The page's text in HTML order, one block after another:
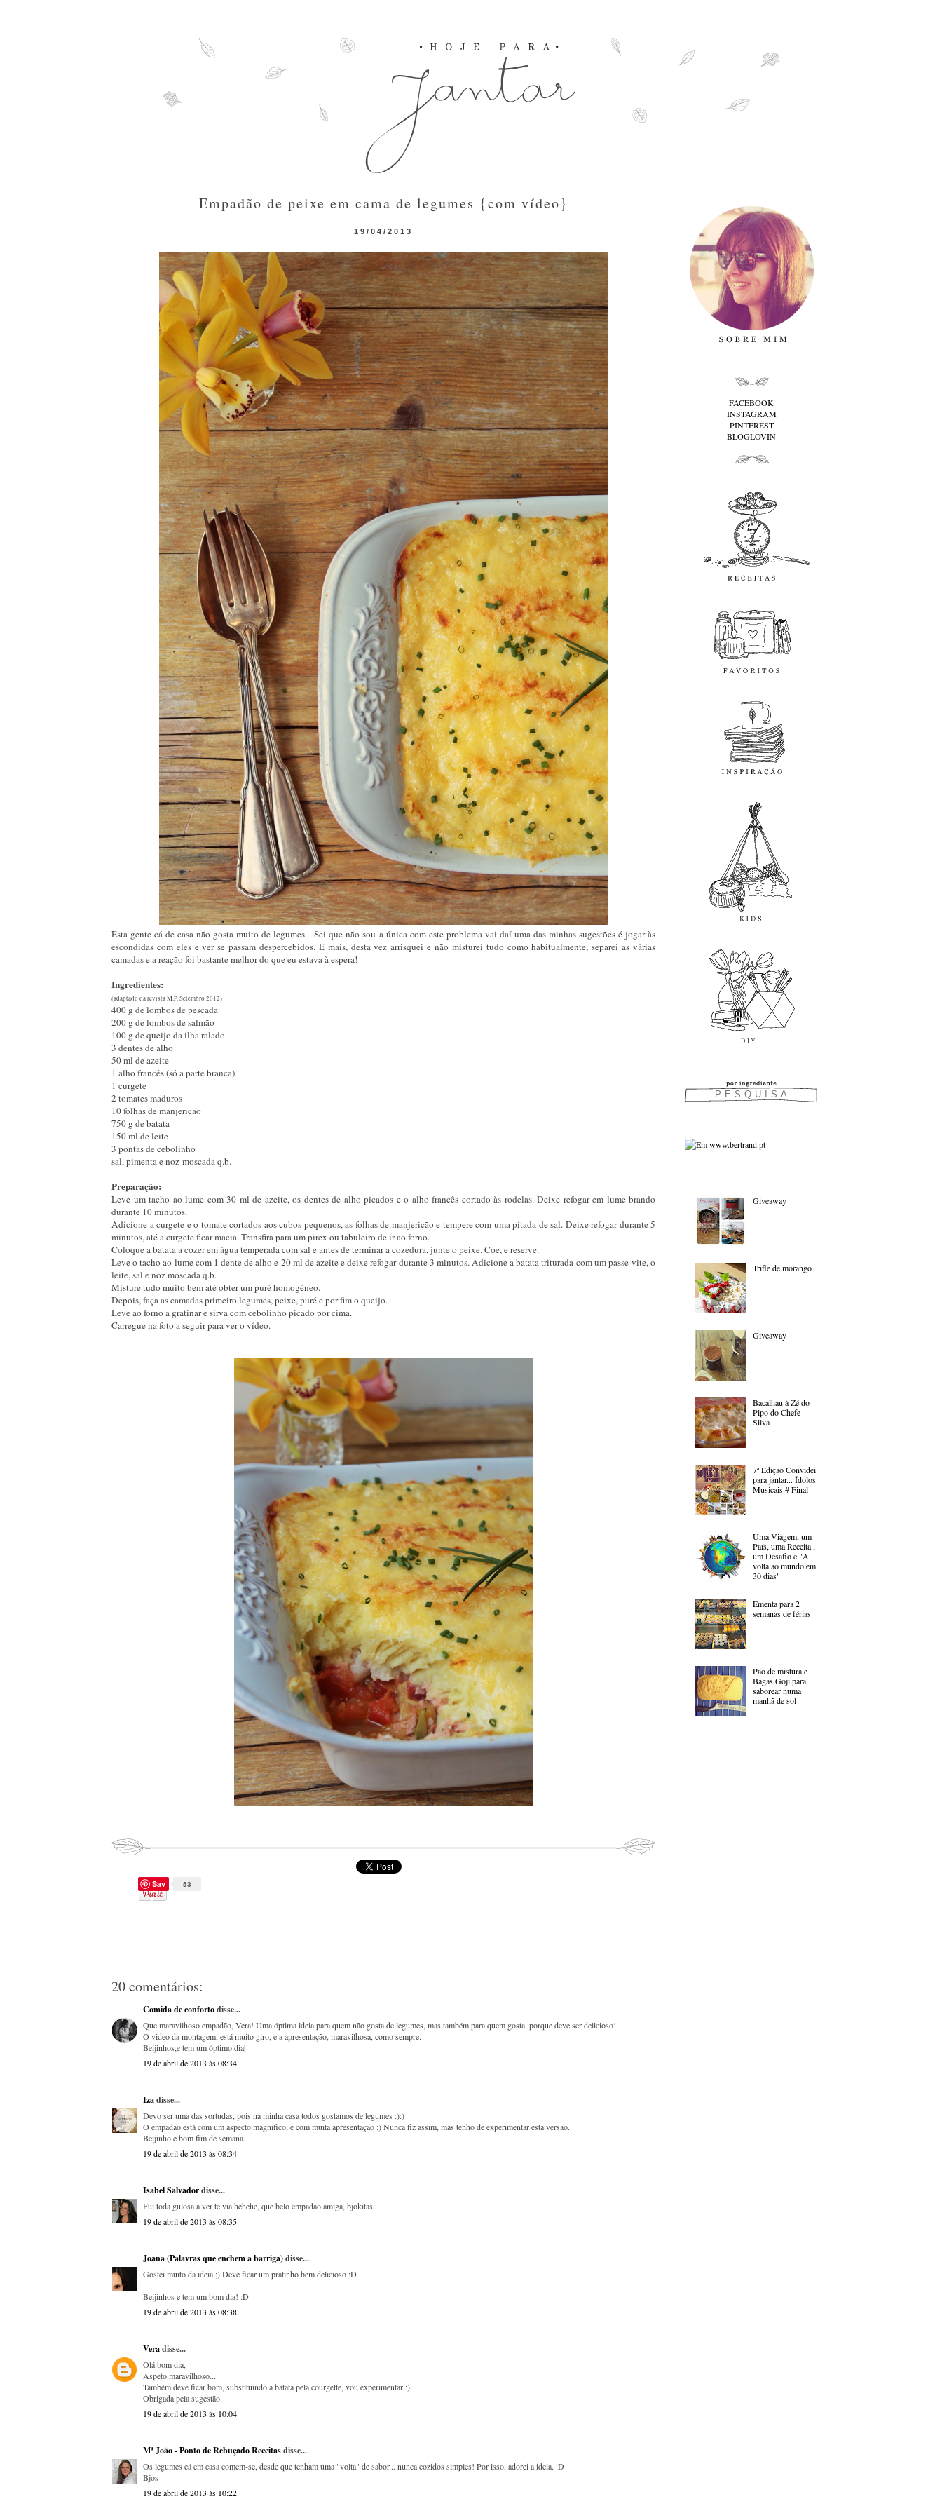
19/04/2013
Empadão de peixe em cama de legumes {com vídeo}
Esta gente cá de casa não gosta muito de legumes... Sei que não sou a única com este problema vai daí uma das minhas sugestões é jogar às
escondidas com eles e ver se passam despercebidos. E mais, desta vez arrisquei e não misturei tudo como habitualmente, separei as várias
camadas e a reação foi bastante melhor do que eu estava à espera!
Ingredientes:
(adaptado da revista M.P. Setembro 2012)
400 g de lombos de pescada
200 g de lombos de salmão
100 g de queijo da ilha ralado
3 dentes de alho
50 ml de azeite
1 alho francês (só a parte branca)
1 curgete
2 tomates maduros
10 folhas de manjericão
750 g de batata
150 ml de leite
3 pontas de cebolinho
sal, pimenta e noz-moscada q.b.
Preparação:
Leve um tacho ao lume com 30 ml de azeite, os dentes de alho picados e o alho francês cortado às rodelas. Deixe refogar em lume brando
durante 10 minutos.
Adicione a curgete e o tomate cortados aos cubos pequenos, as folhas de manjericão e tempere com uma pitada de sal. Deixe refogar durante 5
minutos, até a curgete ficar macia. Transfira para um pirex ou tabuleiro de ir ao forno.
Coloque a batata a cozer em água temperada com sal e antes de terminar a cozedura, junte o peixe. Coe, e reserve.
Leve o tacho ao lume com 1 dente de alho e 20 ml de azeite e deixe refogar durante 3 minutos. Adicione a batata triturada com um passe-vite, o
leite, sal e noz moscada q.b.
Misture tudo muito bem até obter um puré homogéneo.
Depois, faça as camadas primeiro legumes, peixe, puré e por fim o queijo.
Leve ao forno a gratinar e sirva com cebolinho picado por cima.
Carregue na foto a seguir para ver o vídeo.
53
Sav
e
20 comentários:
Comida de confortodisse...
Que maravilhoso empadão, Vera! Uma óptima ideia para quem não gosta de legumes, mas também para quem gosta, porque deve ser delicioso!
O video da montagem, está muito giro, e a apresentação, maravilhosa, como sempre.
Beijinhos,e tem um óptimo dia|
19 de abril de 2013 às 08:34
Izadisse...
Devo ser uma das sortudas, pois na minha casa todos gostamos de legumes :):)
O empadão está com um aspecto magnifico, e com muita apresentação :) Nunca fiz assim, mas tenho de experimentar esta versão.
Beijinho e bom fim de semana.
19 de abril de 2013 às 08:34
Isabel Salvadordisse...
Fui toda gulosa a ver te via hehehe, que belo empadão amiga, bjokitas
19 de abril de 2013 às 08:35
Joana (Palavras que enchem a barriga)disse...
Gostei muito da ideia ;) Deve ficar um pratinho bem delicioso :D
Beijinhos e tem um bom dia! :D
19 de abril de 2013 às 08:38
Veradisse...
Olá bom dia,
Aspeto maravilhoso...
Também deve ficar bom, substituindo a batata pela courgette, vou experimentar :)
Obrigada pela sugestão.
19 de abril de 2013 às 10:04
Mª João - Ponto de Rebuçado Receitasdisse...
Os legumes cá em casa comem-se, desde que tenham uma "volta" de sabor... nunca cozidos simples! Por isso, adorei a ideia. :D
Bjos
19 de abril de 2013 às 10:22
FACEBOOK
INSTAGRAM
PINTEREST
BLOGLOVIN
Giveaway
Trifle de morango
Giveaway
Bacalhau à Zé do
Pipo do Chefe
Silva
7ª Edição Convidei
para jantar... Ídolos
Musicais # Final
Uma Viagem, um
País, uma Receita ,
um Desafio e "A
volta ao mundo em
30 dias"
Ementa para 2
semanas de férias
Pão de mistura e
Bagas Goji para
saborear numa
manhã de sol